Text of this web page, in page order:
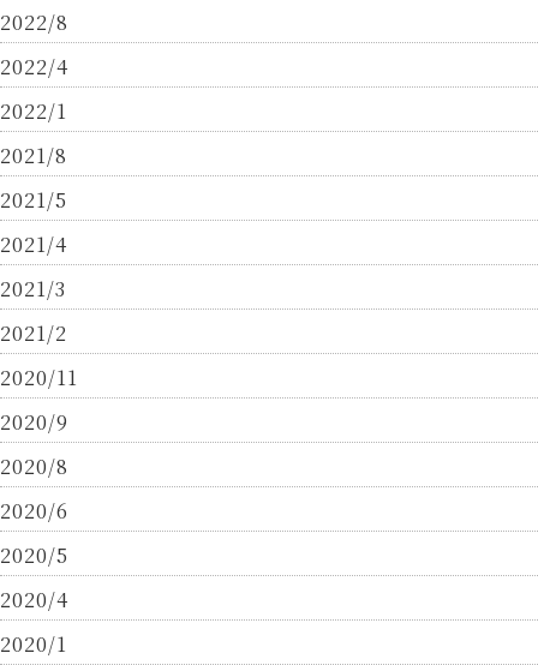
2022/8
2022/4
2022/1
2021/8
2021/5
2021/4
2021/3
2021/2
2020/11
2020/9
2020/8
2020/6
2020/5
2020/4
2020/1